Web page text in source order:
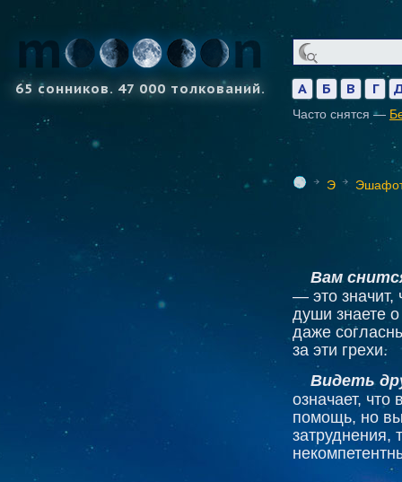
65 сонников. 47 000 толкований. А Б В Г
Часто снятся —
Э
Вам
— это значит,
души знаете
даже
за эти грехи.
Видеть
означает, что
помощь, но
затруднения,